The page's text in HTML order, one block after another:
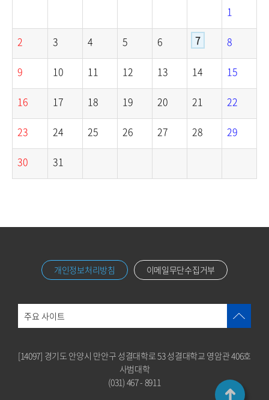
1
2 3 4 5 6 7 8
9 10 11 12 13 14 15
16 17 18 19 20 21 22
23 24 25 26 27 28 29
30 31
개인정보처리방침 이메일무단수집거부
주요 사이트
[14097] 경기도 안양시 만안구 성결대학로 53 성결대학교 영암관 406호
사범대학
(031) 467 - 8911